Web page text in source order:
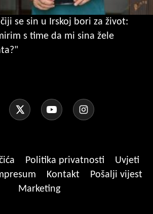
se sin u Irskoj bori za život:
s time da mi sina žele
Politika privatnosti
Uvjeti
Kontakt
Pošalji vijest
Marketing